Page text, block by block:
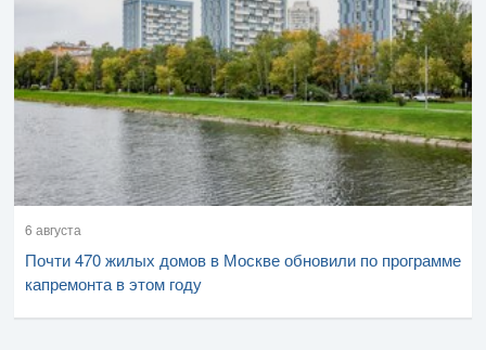
6 августа
Почти 470 жилых домов в Москве обновили по программе
капремонта в этом году